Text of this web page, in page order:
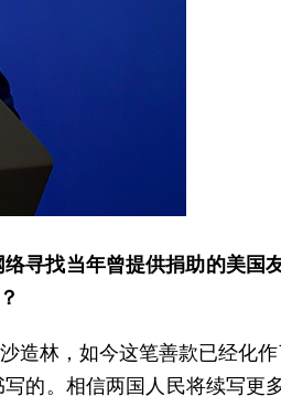
寻找当年曾提供捐助的美国
造林，如今这笔善款已经化
的。相信两国人民将续写更